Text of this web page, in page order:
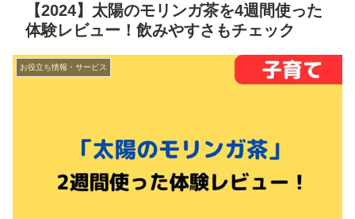
【2024】太陽のモリンガ茶を4週間使った
体験レビュー！飲みやすさもチェック
お役立ち情報・サービス